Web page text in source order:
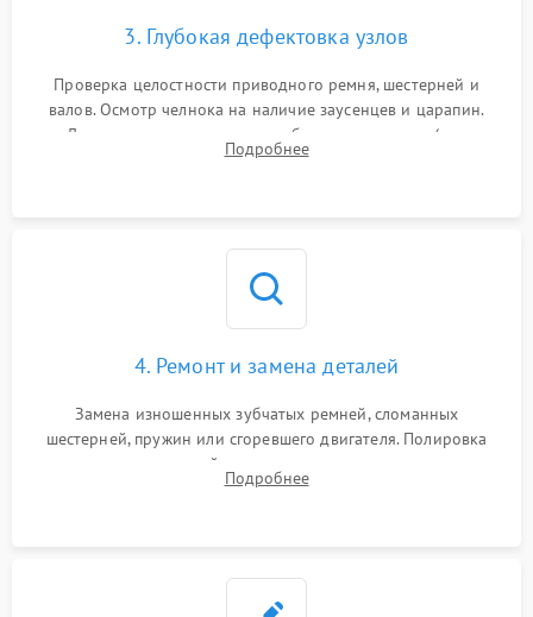
3. Глубокая дефектовка узлов
Проверка целостности приводного ремня, шестерней и
валов. Осмотр челнока на наличие заусенцев и царапин.
Диагностика электромотора, блока управления (для
компьютерных машин), нитевдевателя и механизма
Подробнее
4. Ремонт и замена деталей
Замена изношенных зубчатых ремней, сломанных
шестерней, пружин или сгоревшего двигателя. Полировка
челночного устройства для устранения заусенцев.
Восстановление контактов в педали и пайка элементов на
Подробнее